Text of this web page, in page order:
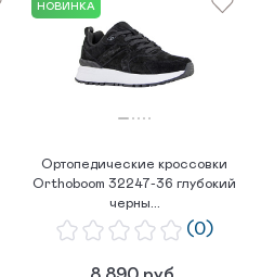
НОВИНКА
Ортопедические кроссовки
Orthoboom 32247-36 глубокий
черны...
(0)